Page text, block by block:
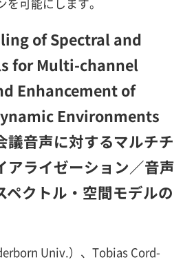
可能にします。
of Spectral and
for Multi-channel
Enhancement of
Environments
議音声に対するマルチチ
アライゼーション／音声
ペクトル・空間モデルの
Univ.）、Tobias Cord-